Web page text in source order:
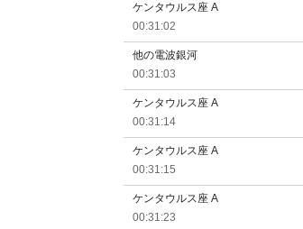
ケンタウルス座 A
00:31:02
他の電波銀河
00:31:03
ケンタウルス座 A
00:31:14
ケンタウルス座 A
00:31:15
ケンタウルス座 A
00:31:23